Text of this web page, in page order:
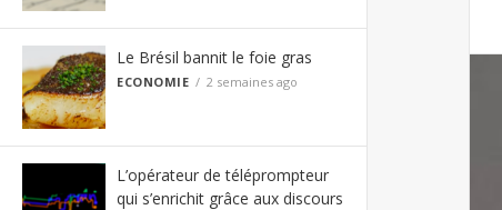
Le Brésil bannit le foie gras
ECONOMIE 2 semaines ago
L’opérateur de téléprompteur
qui s’enrichit grâce aux discours